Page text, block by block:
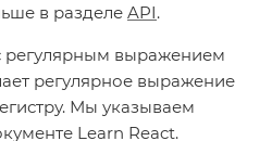
в разделе API.
регулярным выражением
регулярное выражение
Мы указываем
Learn React.